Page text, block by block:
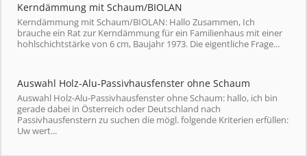
Kerndämmung mit Schaum/BIOLAN
Kerndämmung mit Schaum/BIOLAN: Hallo Zusammen, Ich
brauche ein Rat zur Kerndämmung für ein Familienhaus mit einer
hohlschichtstärke von 6 cm, Baujahr 1973. Die eigentliche Frage...
Auswahl Holz-Alu-Passivhausfenster ohne Schaum
Auswahl Holz-Alu-Passivhausfenster ohne Schaum: hallo, ich bin
gerade dabei in Österreich oder Deutschland nach
Passivhausfenstern zu suchen die mögl. folgende Kriterien erfüllen:
Uw wert...